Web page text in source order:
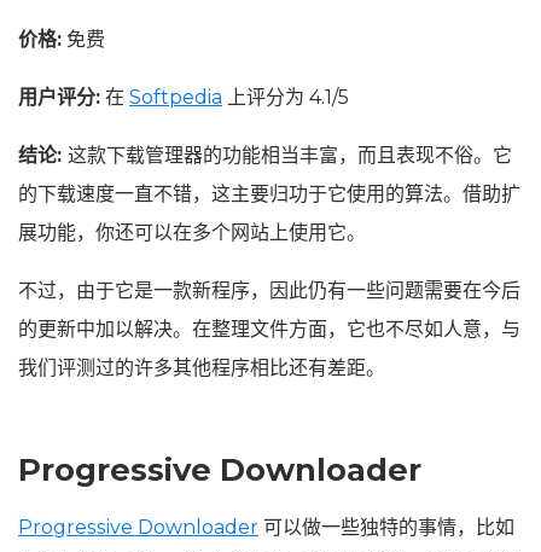
价格: 免费
用户评分: 在 Softpedia 上评分为 4.1/5
结论: 这款下载管理器的功能相当丰富，而且表现不俗。它
的下载速度一直不错，这主要归功于它使用的算法。借助扩
展功能，你还可以在多个网站上使用它。
不过，由于它是一款新程序，因此仍有一些问题需要在今后
的更新中加以解决。在整理文件方面，它也不尽如人意，与
我们评测过的许多其他程序相比还有差距。
Progressive Downloader
Progressive Downloader 可以做一些独特的事情，比如